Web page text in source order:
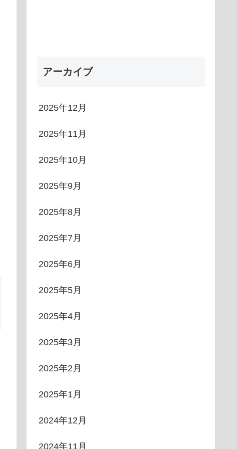
アーカイブ
2025年12月
2025年11月
2025年10月
2025年9月
2025年8月
2025年7月
2025年6月
2025年5月
2025年4月
2025年3月
2025年2月
2025年1月
2024年12月
2024年11月